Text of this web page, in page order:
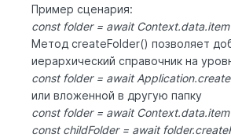
Пример сценария:
const folder = await
Метод createFolder() позволяет
иерархический справочник на
const folder = await
или вложенной в другую папку
const folder = await
const childFolder = await